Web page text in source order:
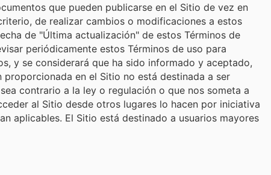
que pueden publicarse en el Sitio de vez en
de realizar cambios o modificaciones a estos
de "Última actualización" de estos Términos de
periódicamente estos Términos de uso para
y se considerará que ha sido informado y aceptado,
en el Sitio no está destinada a ser
contrario a la ley o regulación o que nos someta a
al Sitio desde otros lugares lo hacen por iniciativa
aplicables. El Sitio está destinado a usuarios mayores